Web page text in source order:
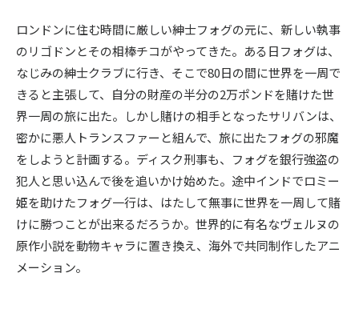
ロンドンに住む時間に厳しい紳士フォグの元に、新しい執事
のリゴドンとその相棒チコがやってきた。ある日フォグは、
なじみの紳士クラブに行き、そこで80日の間に世界を一周で
きると主張して、自分の財産の半分の2万ポンドを賭けた世
界一周の旅に出た。しかし賭けの相手となったサリバンは、
密かに悪人トランスファーと組んで、旅に出たフォグの邪魔
をしようと計画する。ディスク刑事も、フォグを銀行強盗の
犯人と思い込んで後を追いかけ始めた。途中インドでロミー
姫を助けたフォグ一行は、はたして無事に世界を一周して賭
けに勝つことが出来るだろうか。世界的に有名なヴェルヌの
原作小説を動物キャラに置き換え、海外で共同制作したアニ
メーション。